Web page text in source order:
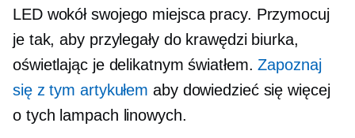
LED wokół swojego miejsca pracy. Przymocuj
je tak, aby przylegały do ​​krawędzi biurka,
oświetlając je delikatnym światłem.Zapoznaj
się z tym artykułem aby dowiedzieć się więcej
o tych lampach linowych.